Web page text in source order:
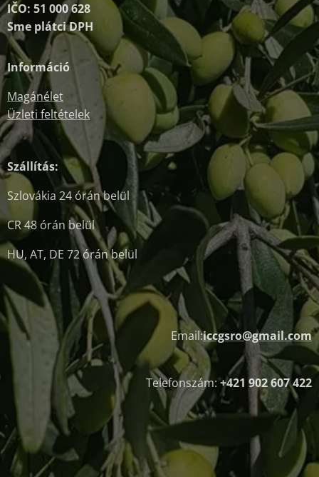
IČO: 51 000 628
Sme plátci DPH
Információ
Magánélet
Üzleti feltételek
Szállítás:
Szlovákia 24 órán belül
CR 48 órán belül
HU, AT, DE 72 órán belül
Email:iccgsro@gmail.com
Telefonszám:+421 902 607 422